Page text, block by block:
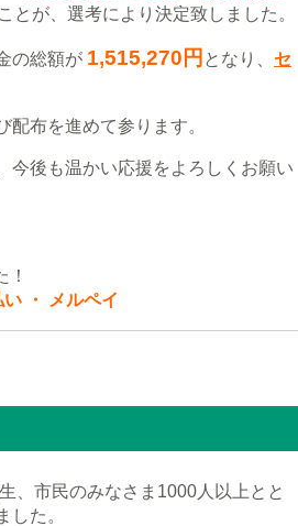
とが、選考により決定致しました。
の総額が 1,515,270円 となり、 セ
布を進めて参ります。
今後も温かい応援をよろしくお願い
・ メルペイ
、市民のみなさま1000人以上とと
した。